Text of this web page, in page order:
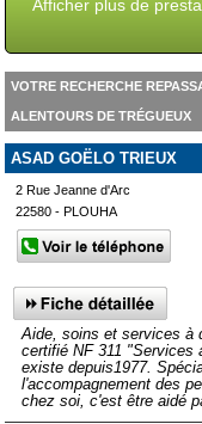
Afficher plus de
VOTRE RECHERCHE
ALENTOURS DE TRÉGUEUX
ASAD GOËLO TRIEUX
2 Rue Jeanne d'Arc
22580 - PLOUHA
Aide, soins et services à
certifié NF 311 "Services
existe depuis1977.
l'accompagnement des
chez soi, c'est être aidé